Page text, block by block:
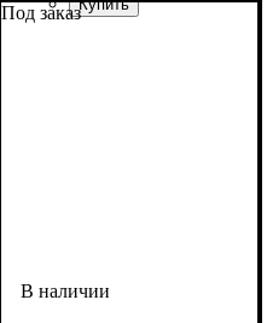
Устройство
Количество контактов
Диапазон температур
Номинальная мощность, W
Под заказ